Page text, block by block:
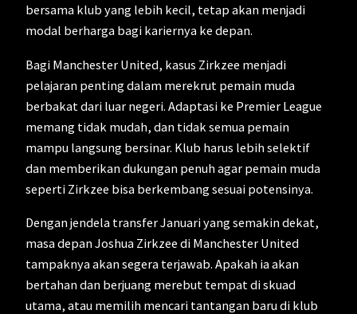
bersama klub yang lebih kecil, tetap akan menjadi
modal berharga bagi kariernya ke depan.
Bagi Manchester United, kasus Zirkzee menjadi
pelajaran penting dalam merekrut pemain muda
berbakat dari luar negeri. Adaptasi ke Premier League
memang tidak mudah, dan tidak semua pemain
mampu langsung bersinar. Klub harus lebih selektif
dan memberikan dukungan penuh agar pemain muda
seperti Zirkzee bisa berkembang sesuai potensinya.
Dengan jendela transfer Januari yang semakin dekat,
masa depan Joshua Zirkzee di Manchester United
tampaknya akan segera terjawab. Apakah ia akan
bertahan dan berjuang merebut tempat di skuad
utama, atau memilih mencari tantangan baru di klub